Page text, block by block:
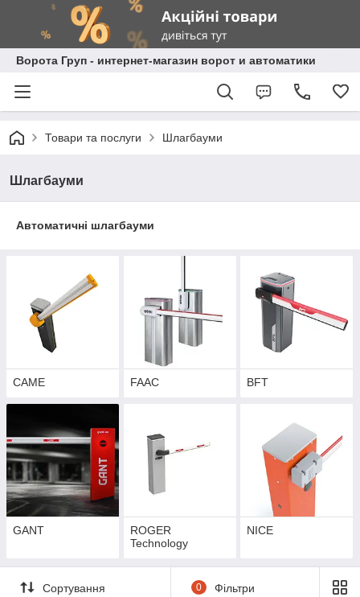
Ворота Груп - интернет-магазин ворот и автоматики
Товари та послуги Шлагбауми
Шлагбауми
Автоматичні шлагбауми
САМЕ FAAC BFT
GANT
ROGER
Technology
NICE
Сортування 0 Фільтри